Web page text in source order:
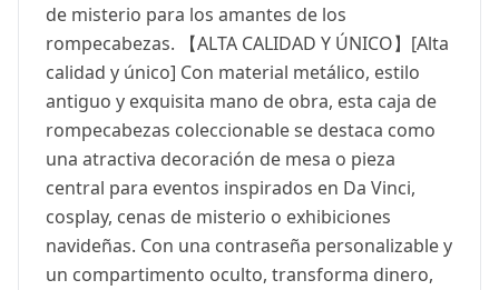
de misterio para los amantes de los
rompecabezas. 【ALTA CALIDAD Y ÚNICO】[Alta
calidad y único] Con material metálico, estilo
antiguo y exquisita mano de obra, esta caja de
rompecabezas coleccionable se destaca como
una atractiva decoración de mesa o pieza
central para eventos inspirados en Da Vinci,
cosplay, cenas de misterio o exhibiciones
navideñas. Con una contraseña personalizable y
un compartimento oculto, transforma dinero,